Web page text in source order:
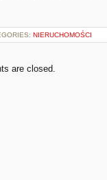
NIERUCHOMOŚCI
are closed.